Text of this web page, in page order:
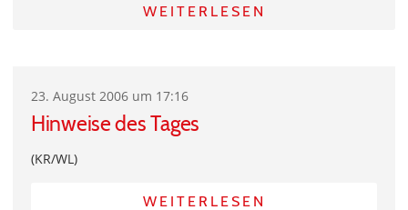
WEITERLESEN
23. August 2006 um 17:16
Hinweise des Tages
(KR/WL)
WEITERLESEN